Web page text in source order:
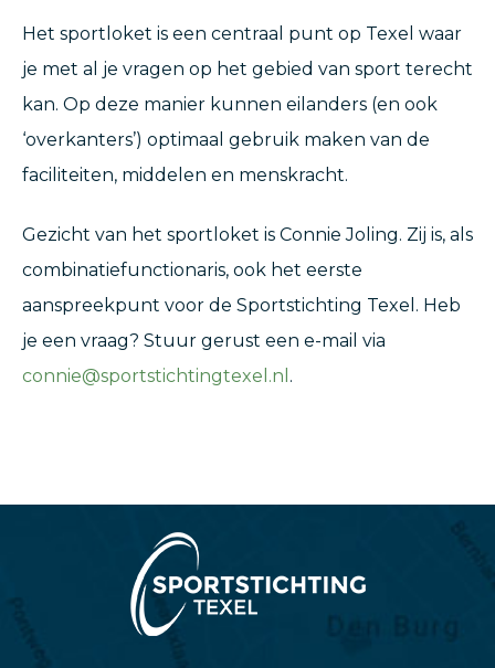
Het sportloket is een centraal punt op Texel waar
je met al je vragen op het gebied van sport terecht
kan. Op deze manier kunnen eilanders (en ook
‘overkanters’) optimaal gebruik maken van de
faciliteiten, middelen en menskracht.
Gezicht van het sportloket is Connie Joling. Zij is, als
combinatiefunctionaris, ook het eerste
aanspreekpunt voor de Sportstichting Texel. Heb
je een vraag? Stuur gerust een e-mail via
connie@sportstichtingtexel.nl .